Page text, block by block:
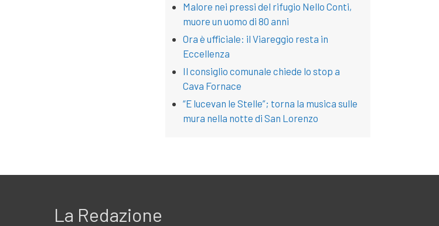
Malore nei pressi del rifugio Nello Conti,
muore un uomo di 80 anni
Ora è ufficiale: il Viareggio resta in
Eccellenza
Il consiglio comunale chiede lo stop a
Cava Fornace
“E lucevan le Stelle”; torna la musica sulle
mura nella notte di San Lorenzo
La Redazione